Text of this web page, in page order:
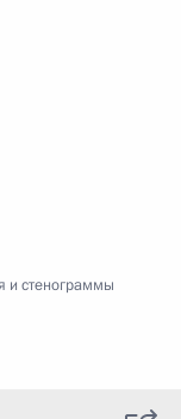
и стенограммы